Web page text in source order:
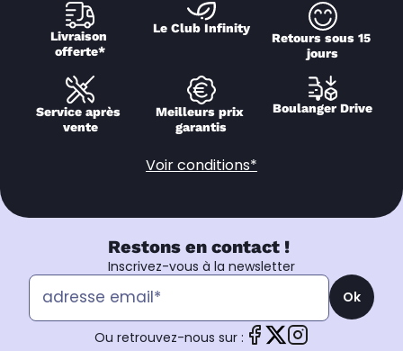
Livraison
offerte*
Le Club Infinity
Retours sous 15
jours
Service après
vente
Meilleurs prix
garantis
Boulanger Drive
Voir conditions*
Restons en contact !
Inscrivez-vous à la newsletter
Ok
Ou retrouvez-nous sur :